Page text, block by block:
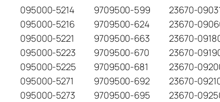
095000-5214
9709500-599
23670-
095000-5216
9709500-624
23670-
095000-5221
9709500-663
23670-
095000-5223
9709500-670
23670-
095000-5225
9709500-681
23670-
095000-5271
9709500-692
23670-
095000-5273
9709500-695
23670-